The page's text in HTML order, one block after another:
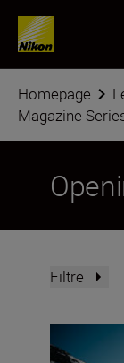
Homepage
Magazine
Filtre